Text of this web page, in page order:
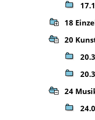
18
20
24